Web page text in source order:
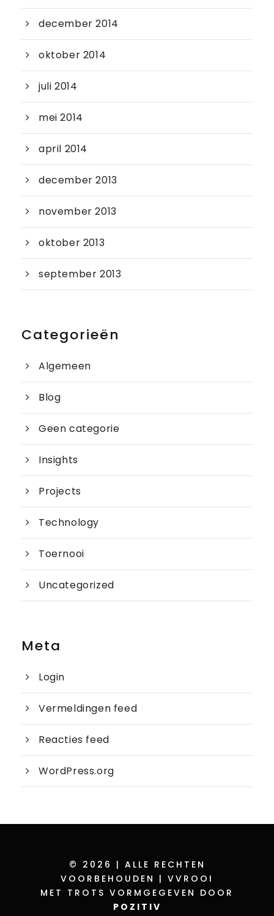
december 2014
oktober 2014
juli 2014
mei 2014
april 2014
december 2013
november 2013
oktober 2013
september 2013
Categorieën
Algemeen
Blog
Geen categorie
Insights
Projects
Technology
Toernooi
Uncategorized
Meta
Login
Vermeldingen feed
Reacties feed
WordPress.org
© 2026 | ALLE RECHTEN
VOORBEHOUDEN | VVROOI
MET TROTS VORMGEGEVEN DOOR
POZITIV